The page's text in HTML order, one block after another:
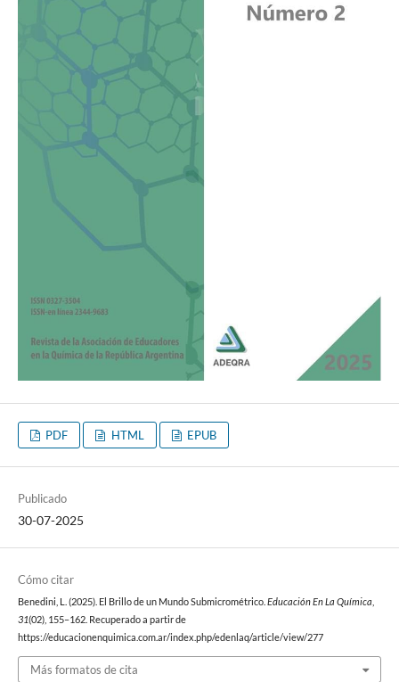
PDF HTML EPUB
Publicado
30-07-2025
Cómo citar
Benedini, L. (2025). El Brillo de un Mundo Submicrométrico. Educación En La Química
31(02), 155–162. Recuperado a partir de
https://educacionenquimica.com.ar/index.php/edenlaq/article/view/277
Más formatos de cita